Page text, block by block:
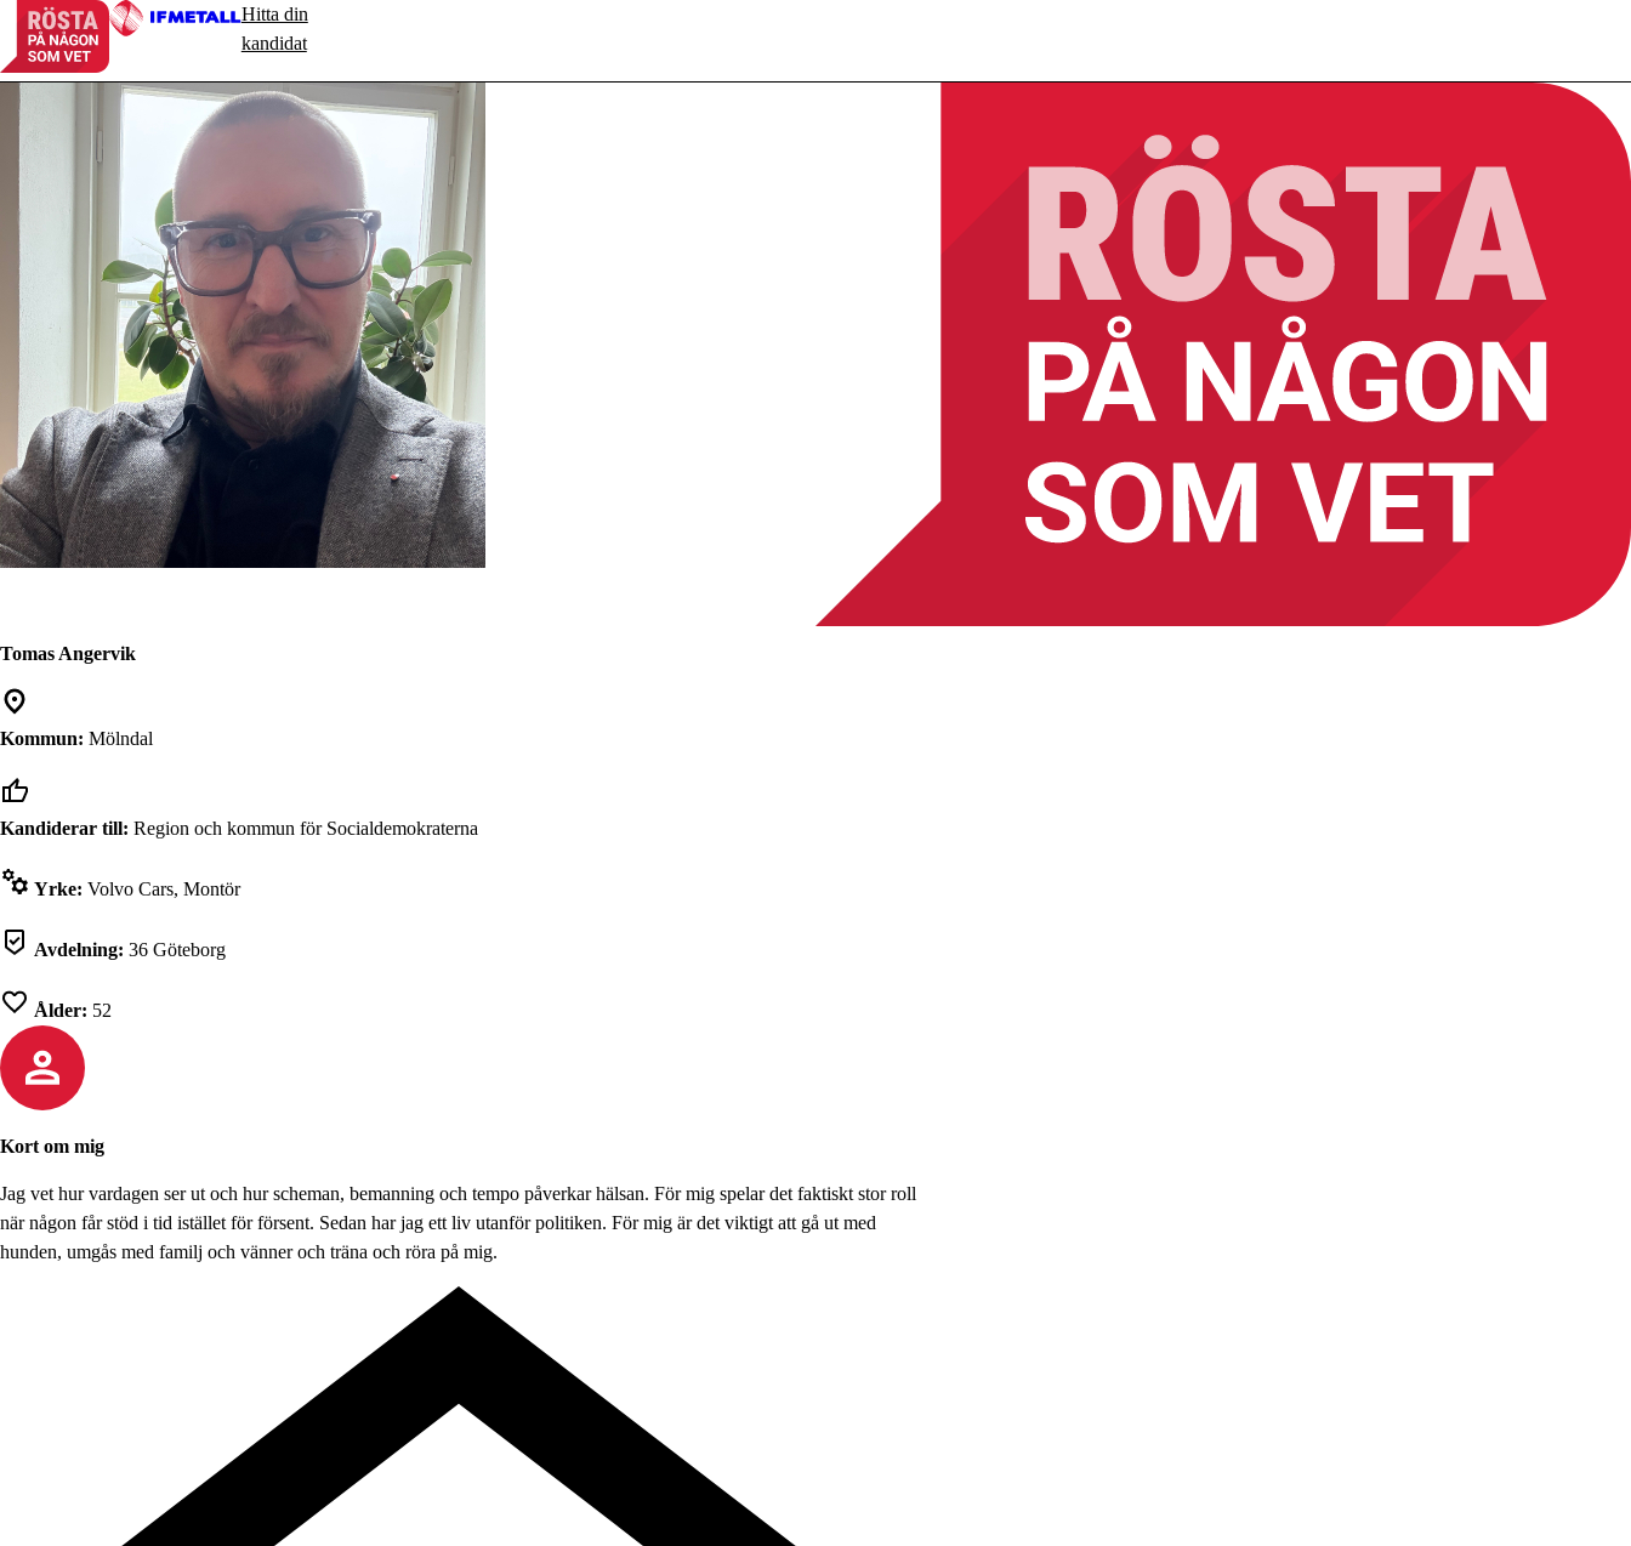
Hitta din
kandidat
Tomas Angervik
Kommun: Mölndal
Kandiderar till: Region och kommun för Socialdemokraterna
Yrke: Volvo Cars, Montör
Avdelning: 36 Göteborg
Ålder: 52
Kort om mig
Jag vet hur vardagen ser ut och hur scheman, bemanning och tempo påverkar hälsan. För mig spelar det faktiskt stor roll
när någon får stöd i tid istället för försent. Sedan har jag ett liv utanför politiken. För mig är det viktigt att gå ut med
hunden, umgås med familj och vänner och träna och röra på mig.